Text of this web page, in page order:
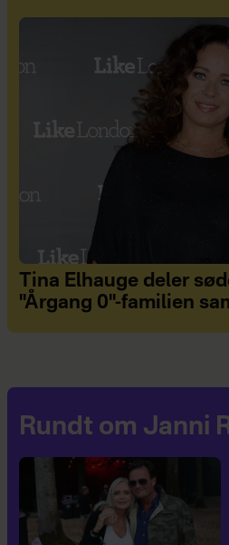
Tina Elhauge deler
"Årgang 0"-familien
Rundt om Janni